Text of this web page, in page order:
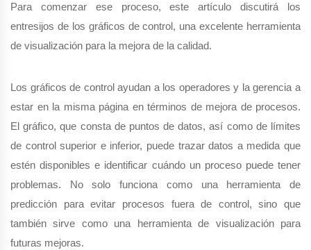
Para comenzar ese proceso, este artículo discutirá los
entresijos de los gráficos de control, una excelente herramienta
de visualización para la mejora de la calidad.
Los gráficos de control ayudan a los operadores y la gerencia a
estar en la misma página en términos de mejora de procesos.
El gráfico, que consta de puntos de datos, así como de límites
de control superior e inferior, puede trazar datos a medida que
estén disponibles e identificar cuándo un proceso puede tener
problemas. No solo funciona como una herramienta de
predicción para evitar procesos fuera de control, sino que
también sirve como una herramienta de visualización para
futuras mejoras.